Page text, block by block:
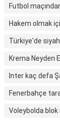
Futbol
Hakem olmak
Türkiye'de siyah
Krema Neyden
Inter kaç defa
Fenerbahçe
Voleybolda blok